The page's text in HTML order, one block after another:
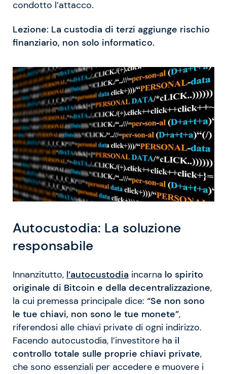
condotto l’attacco.
Lezione: La custodia di terzi aggiunge rischio
finanziario, non solo informatico.
Autocustodia: La soluzione
responsabile
Innanzitutto, l’autocustodia incarna lo spirito
originale di Bitcoin e della decentralizzazione,
la cui premessa principale dice: “Se non sono
le tue chiavi, non sono le tue monete”,
riferendosi alle chiavi private di ogni indirizzo.
Facendo autocustodia, l’investitore ha il
controllo totale sulle proprie chiavi private,
che sono essenziali per accedere e muovere i